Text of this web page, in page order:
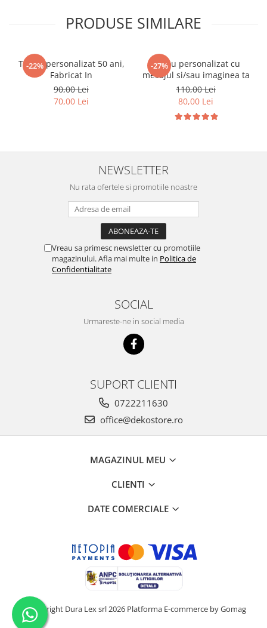
PRODUSE SIMILARE
-22%
Tricou personalizat 50 ani,
Fabricat In
90,00 Lei
70,00 Lei
-27%
Tricou personalizat cu
mesajul si/sau imaginea ta
110,00 Lei
80,00 Lei
NEWSLETTER
Nu rata ofertele si promotiile noastre
Vreau sa primesc newsletter cu promotiile
magazinului. Afla mai multe in Politica de
Confidentialitate
SOCIAL
Urmareste-ne in social media
SUPORT CLIENTI
0722211630
office@dekostore.ro
MAGAZINUL MEU
CLIENTI
DATE COMERCIALE
©Copyright Dura Lex srl 2026 Platforma E-commerce by Gomag